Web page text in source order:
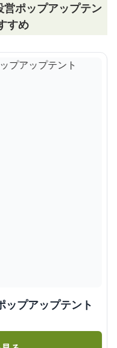
ポップアップテン
すめ
ップアップテント